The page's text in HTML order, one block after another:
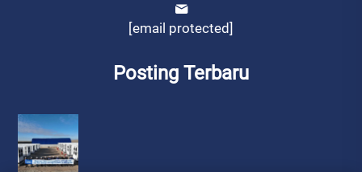
[email protected]
Posting Terbaru